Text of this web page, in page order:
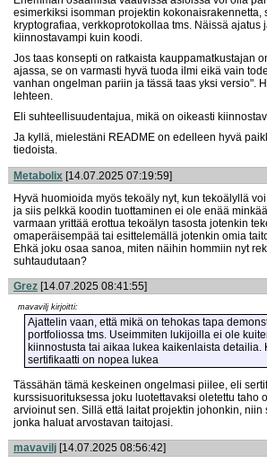
esimerkiksi isomman projektin kokonaisrakennetta,
kryptografiaa, verkkoprotokollaa tms. Näissä ajatus
kiinnostavampi kuin koodi.
Jos taas konsepti on ratkaista kauppamatkustajan
ajassa, se on varmasti hyvä tuoda ilmi eikä vain
vanhan ongelman pariin ja tässä taas yksi versio".
lehteen.
Eli suhteellisuudentajua, mikä on oikeasti
Ja kyllä, mielestäni README on edelleen hyvä
tiedoista.
Metabolix [14.07.2025 07:19:59]
Hyvä huomioida myös tekoäly nyt, kun tekoälyllä
ja siis pelkkä koodin tuottaminen ei ole enää
varmaan yrittää erottua tekoälyn tasosta jotenkin
omaperäisempää tai esittelemällä jotenkin omia
Ehkä joku osaa sanoa, miten näihin hommiin nyt
suhtaudutaan?
Grez [14.07.2025 08:41:55]
mavavilj kirjoitti:
Ajattelin vaan, että mikä on tehokas tapa
portfoliossa tms. Useimmiten lukijoilla ei ole
kiinnostusta tai aikaa lukea kaikenlaista detailia.
sertifikaatti on nopea lukea
Tässähän tämä keskeinen ongelmasi piilee, eli
kurssisuorituksessa joku luotettavaksi oletettu taho
arvioinut sen. Sillä että laitat projektin johonkin, niin
jonka haluat arvostavan taitojasi.
mavavilj [14.07.2025 08:56:42]